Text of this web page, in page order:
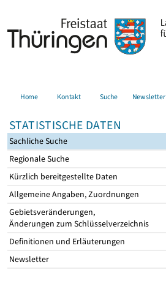
Home Kontakt Suche Newsletter
STATISTISCHE DATEN
Sachliche Suche
Regionale Suche
Kürzlich bereitgestellte Daten
Allgemeine Angaben, Zuordnungen
Gebietsveränderungen,
Änderungen zum Schlüsselverzeichnis
Definitionen und Erläuterungen
Newsletter